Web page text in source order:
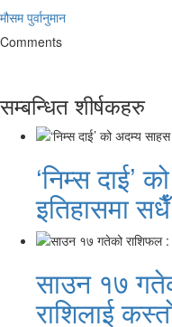
मौसम पुर्वानुमान
Comments
सम्बन्धित शीर्षकहरु
‘निम्स दाई’
इतिहासमा
साउन १७
राशिलाई